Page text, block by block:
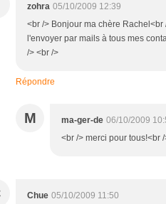
zohra 05/10/2009 12:39
<br /> Bonjour ma chère
l'envoyer par mails à tous mes
/> <br />
Répondre
M ma-ger-de 06/10/2009
<br /> merci pour tous!<br
Chue 05/10/2009 11:50